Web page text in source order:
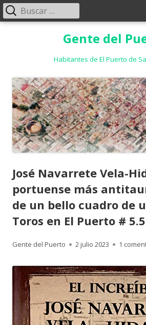
Gente del
Habitantes de El Puerto de
Menú
Buscar:
José Navarrete Vela-
portuense más
de un bello cuadro de
Toros en El Puerto #
Autor
Gente del Puerto
Publicado
2 julio 2023 1